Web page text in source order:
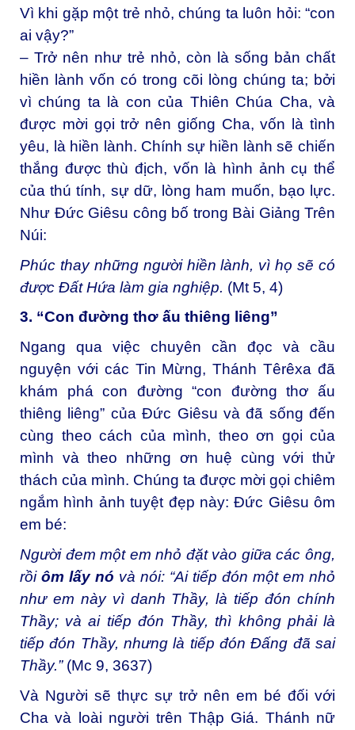
Vì khi gặp một trẻ nhỏ, chúng ta luôn hỏi: “con
ai vậy?”
– Trở nên như trẻ nhỏ, còn là sống bản chất
hiền lành vốn có trong cõi lòng chúng ta; bởi
vì chúng ta là con của Thiên Chúa Cha, và
được mời gọi trở nên giống Cha, vốn là tình
yêu, là hiền lành. Chính sự hiền lành sẽ chiến
thắng được thù địch, vốn là hình ảnh cụ thể
của thú tính, sự dữ, lòng ham muốn, bạo lực.
Như Đức Giêsu công bố trong Bài Giảng Trên
Núi:
Phúc thay những người hiền lành, vì họ sẽ có
được Đất Hứa làm gia nghiệp. (Mt 5, 4)
3. “Con đường thơ ấu thiêng liêng”
Ngang qua việc chuyên cần đọc và cầu
nguyện với các Tin Mừng, Thánh Têrêxa đã
khám phá con đường “con đường thơ ấu
thiêng liêng” của Đức Giêsu và đã sống đến
cùng theo cách của mình, theo ơn gọi của
mình và theo những ơn huệ cùng với thử
thách của mình. Chúng ta được mời gọi chiêm
ngắm hình ảnh tuyệt đẹp này: Đức Giêsu ôm
em bé:
Người đem một em nhỏ đặt vào giữa các ông,
rồi ôm lấy nó và nói: “Ai tiếp đón một em nhỏ
như em này vì danh Thầy, là tiếp đón chính
Thầy; và ai tiếp đón Thầy, thì không phải là
tiếp đón Thầy, nhưng là tiếp đón Đấng đã sai
Thầy.” (Mc 9, 3637)
Và Người sẽ thực sự trở nên em bé đối với
Cha và loài người trên Thập Giá. Thánh nữ